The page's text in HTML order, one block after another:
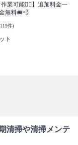
作業可能🙆‍♀️】追加料金一
金無料🚐💨
件)
ト
清掃や清掃メンテ